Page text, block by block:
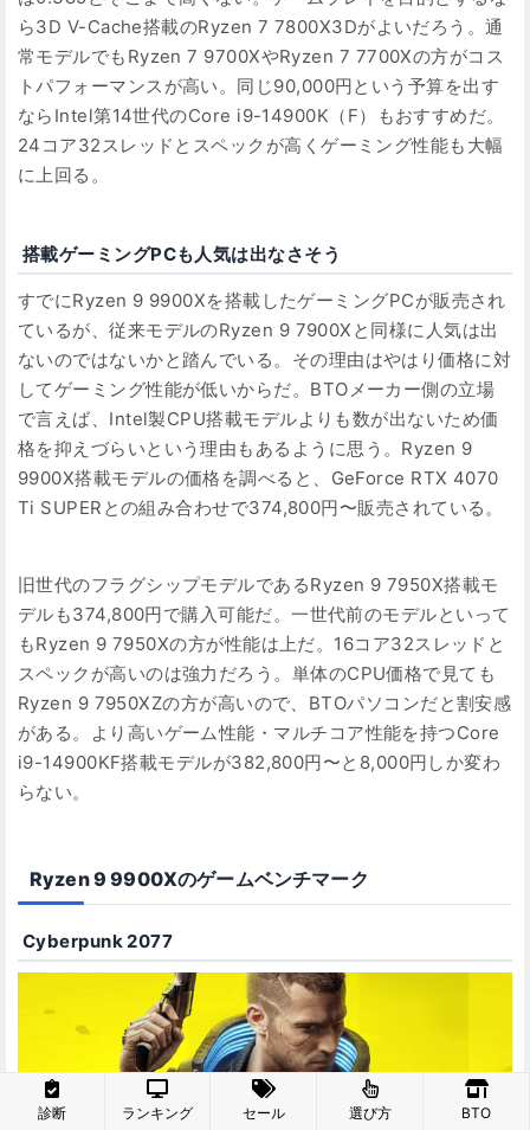
ら3D V-Cache搭載のRyzen 7 7800X3Dがよいだろう。通
常モデルでもRyzen 7 9700XやRyzen 7 7700Xの方がコス
トパフォーマンスが高い。同じ90,000円という予算を出す
ならIntel第14世代のCore i9-14900K（F）もおすすめだ。
24コア32スレッドとスペックが高くゲーミング性能も大幅
に上回る。
搭載ゲーミングPCも人気は出なさそう
すでにRyzen 9 9900Xを搭載したゲーミングPCが販売され
ているが、従来モデルのRyzen 9 7900Xと同様に人気は出
ないのではないかと踏んでいる。その理由はやはり価格に対
してゲーミング性能が低いからだ。BTOメーカー側の立場
で言えば、Intel製CPU搭載モデルよりも数が出ないため価
格を抑えづらいという理由もあるように思う。Ryzen 9
9900X搭載モデルの価格を調べると、GeForce RTX 4070
Ti SUPERとの組み合わせで374,800円〜販売されている。
旧世代のフラグシップモデルであるRyzen 9 7950X搭載モ
デルも374,800円で購入可能だ。一世代前のモデルといって
もRyzen 9 7950Xの方が性能は上だ。16コア32スレッドと
スペックが高いのは強力だろう。単体のCPU価格で見ても
Ryzen 9 7950XZの方が高いので、BTOパソコンだと割安感
がある。より高いゲーム性能・マルチコア性能を持つCore
i9-14900KF搭載モデルが382,800円〜と8,000円しか変わ
らない。
Ryzen 9 9900Xのゲームベンチマーク
Cyberpunk 2077
診断 ランキング セール 選び方 BTO